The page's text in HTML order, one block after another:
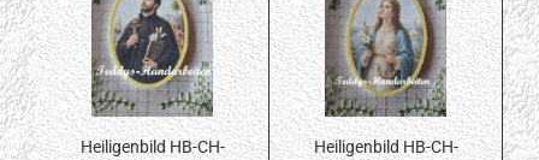
Heiligenbild HB-CH-
Heiligenbild HB-CH-